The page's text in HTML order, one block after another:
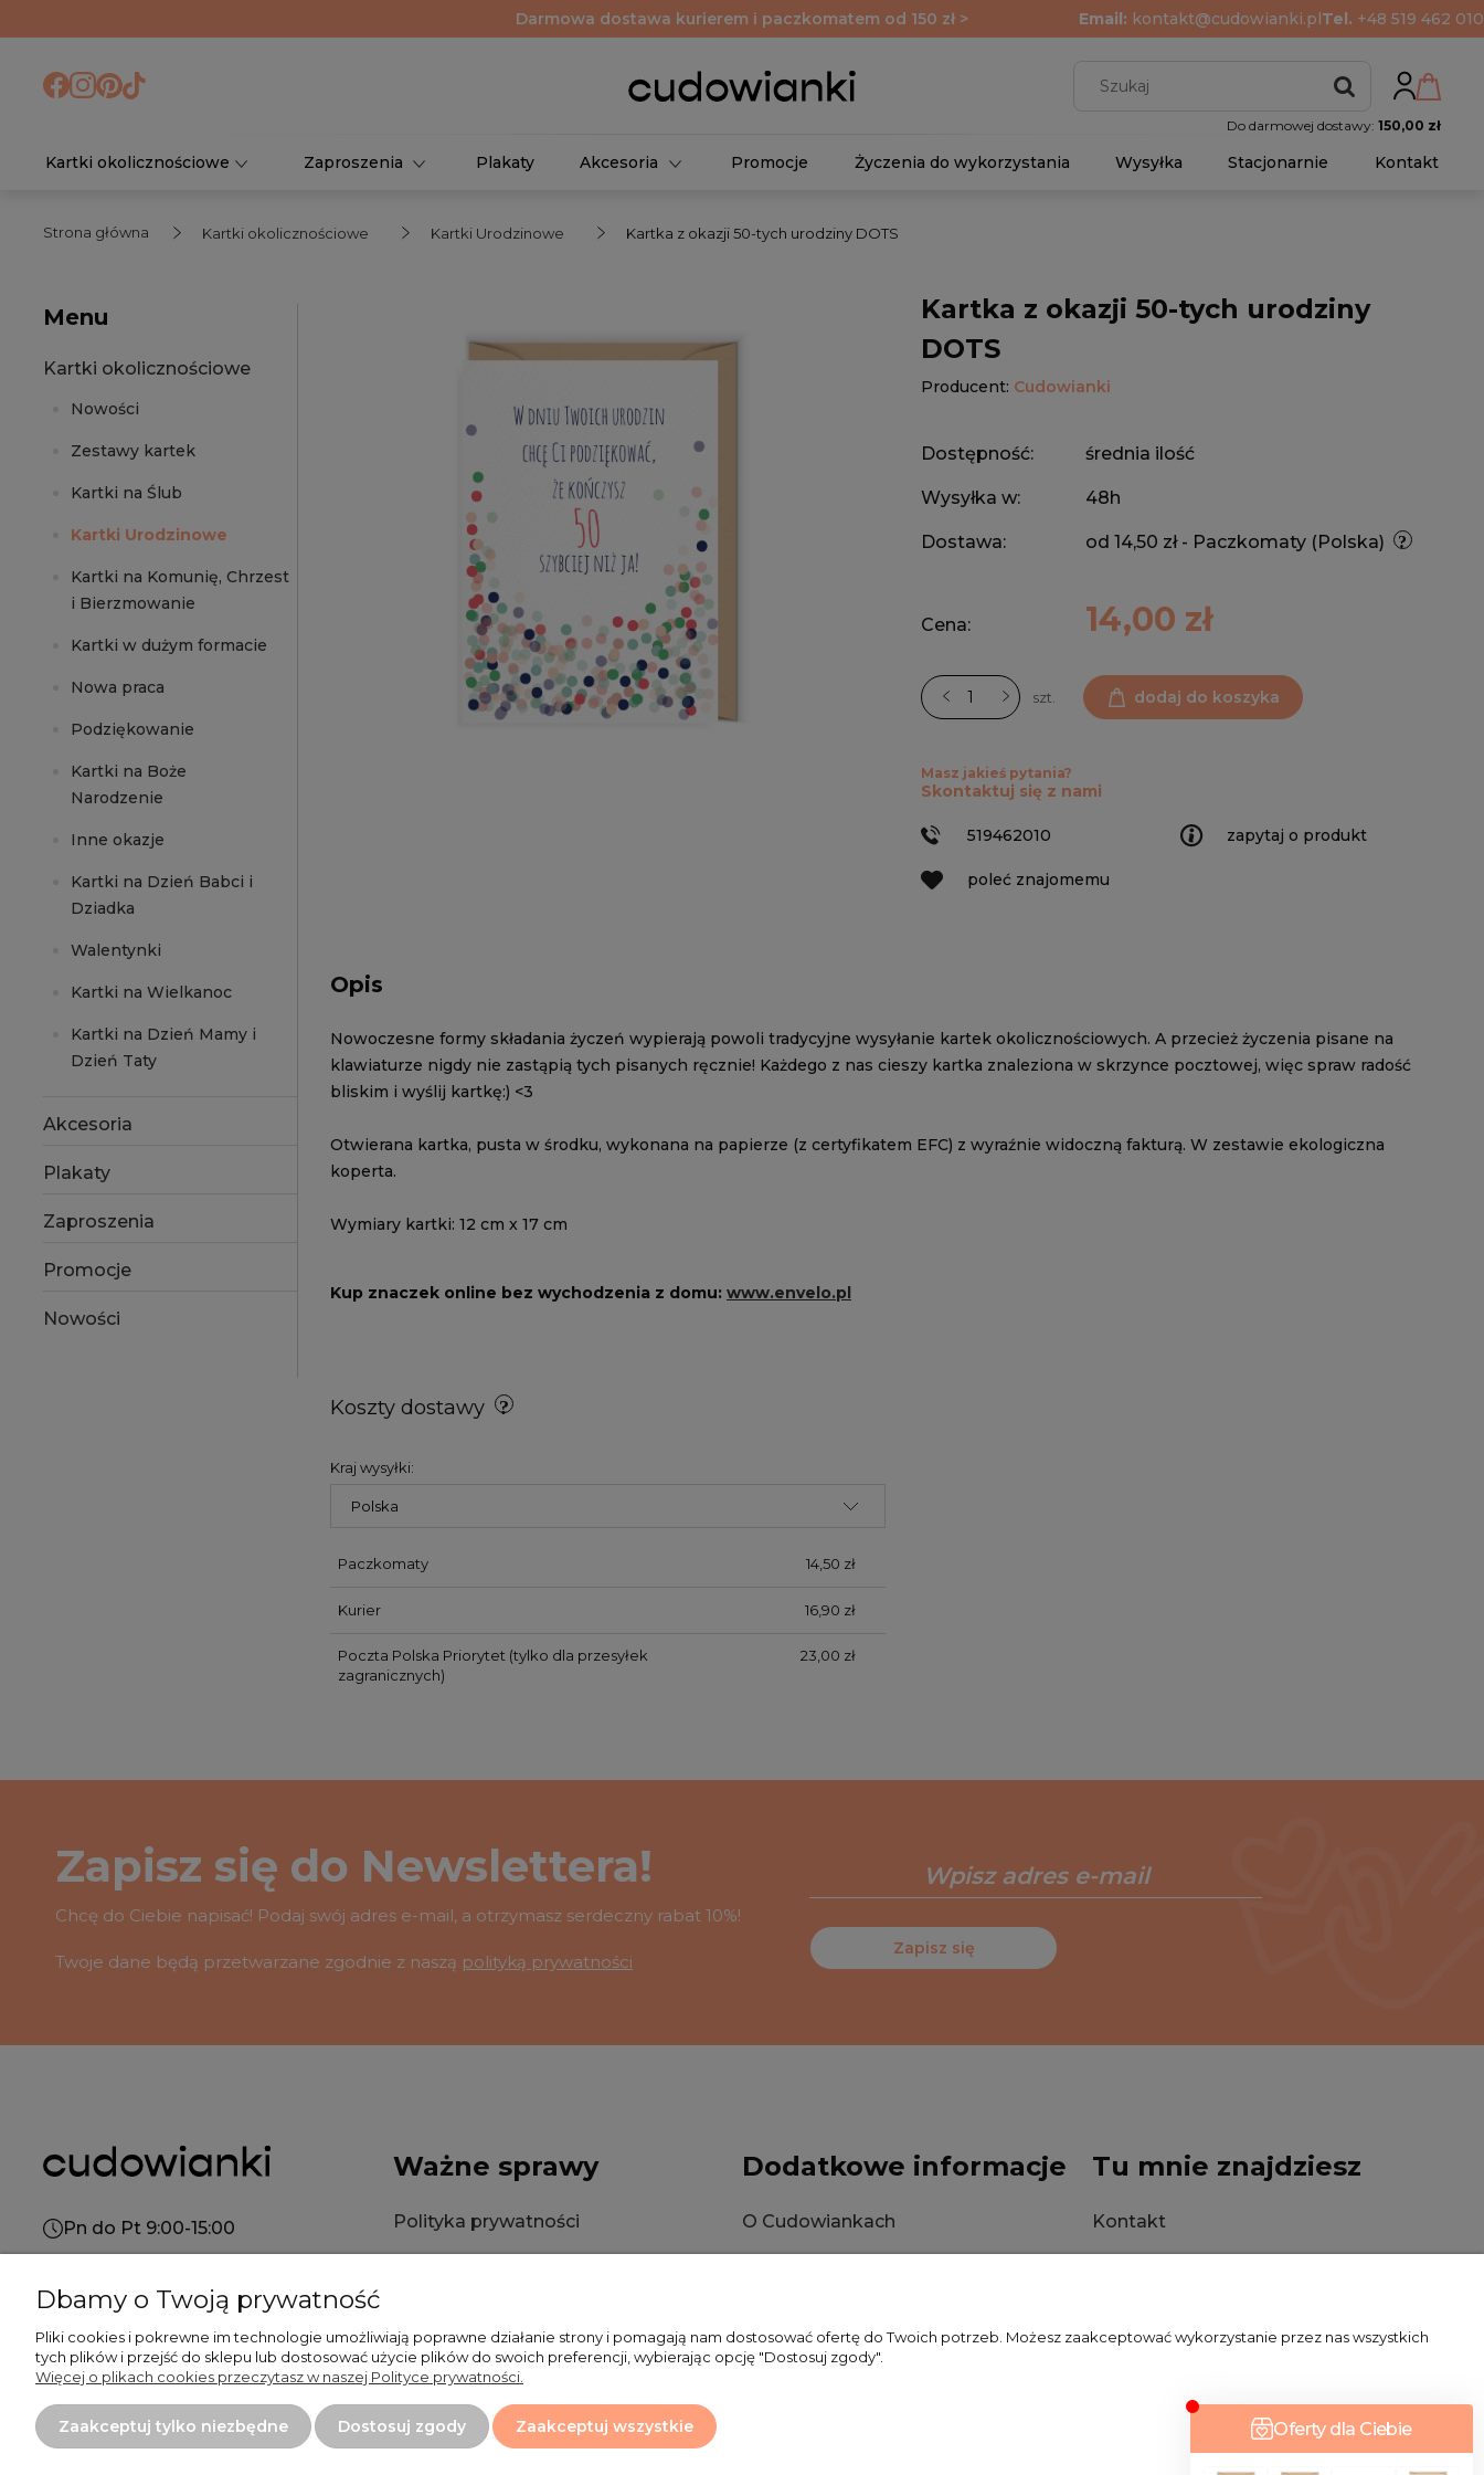
Darmowa dostawa kurierem i paczkomatem od 150 zł > Email: kontakt@cudowianki.plTel. +48 519 462 010
Do darmowej dostawy: 150,00 zł
Kartki okolicznościowe Zaproszenia Plakaty Akcesoria Promocje Życzenia do wykorzystania Wysyłka Stacjonarnie Kontakt
Strona główna Kartki okolicznościowe Kartki Urodzinowe Kartka z okazji 50-tych urodziny DOTS
Menu
Kartki okolicznościowe
Nowości
Zestawy kartek
Kartki na Ślub
Kartki Urodzinowe
Kartki na Komunię, Chrzest
i Bierzmowanie
Kartki w dużym formacie
Nowa praca
Podziękowanie
Kartki na Boże
Narodzenie
Inne okazje
Kartki na Dzień Babci i
Dziadka
Walentynki
Kartki na Wielkanoc
Kartki na Dzień Mamy i
Dzień Taty
Akcesoria
Plakaty
Zaproszenia
Promocje
Nowości
Kartka z okazji 50-tych urodziny
DOTS
Producent: Cudowianki
Dostępność: średnia ilość
Wysyłka w: 48h
Dostawa: od 14,50 zł - Paczkomaty (Polska)
Cena: 14,00 zł
szt. dodaj do koszyka
zapytaj o produkt
poleć znajomemu
Masz jakieś pytania?
Skontaktuj się z nami
519462010
Opis
Nowoczesne formy składania życzeń wypierają powoli tradycyjne wysyłanie kartek okolicznościowych. A przecież życzenia pisane na
klawiaturze nigdy nie zastąpią tych pisanych ręcznie! Każdego z nas cieszy kartka znaleziona w skrzynce pocztowej, więc spraw radość
bliskim i wyślij kartkę:) <3
Otwierana kartka, pusta w środku, wykonana na papierze (z certyfikatem EFC) z wyraźnie widoczną fakturą. W zestawie ekologiczna
koperta.
Wymiary kartki: 12 cm x 17 cm
Kup znaczek online bez wychodzenia z domu: www.envelo.pl
Koszty dostawy
Kraj wysyłki:
Paczkomaty 14,50 zł
Kurier 16,90 zł
Poczta Polska Priorytet (tylko dla przesyłek
zagranicznych)
23,00 zł
Zapisz się do Newslettera!
Chcę do Ciebie napisać! Podaj swój adres e-mail, a otrzymasz serdeczny rabat 10%!
Twoje dane będą przetwarzane zgodnie z naszą polityką prywatności
Zapisz się
Pn do Pt 9:00-15:00
kontakt@cudowianki.pl
Ważne sprawy
Polityka prywatności
Regulamin
Płatność
Dodatkowe informacje
O Cudowiankach
Zwroty i reklamacje
Tu mnie znajdziesz
Kontakt
Dbamy o Twoją prywatność
Pliki cookies i pokrewne im technologie umożliwiają poprawne działanie strony i pomagają nam dostosować ofertę do Twoich potrzeb. Możesz zaakceptować wykorzystanie przez nas wszystkich
tych plików i przejść do sklepu lub dostosować użycie plików do swoich preferencji, wybierając opcję "Dostosuj zgody".
Więcej o plikach cookies przeczytasz w naszej Polityce prywatności.
Zaakceptuj tylko niezbędne Dostosuj zgody Zaakceptuj wszystkie